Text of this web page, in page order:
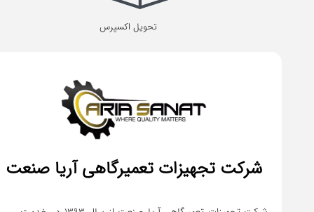
تحویل اکسپرس
شرکت تجهیزات تعمیرگاهی آریا صنعت